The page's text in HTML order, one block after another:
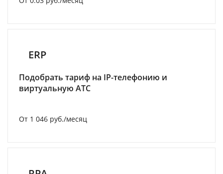
ERP
Подобрать тариф на IP-телефонию и
виртуальную АТС
От 1 046 руб./месяц